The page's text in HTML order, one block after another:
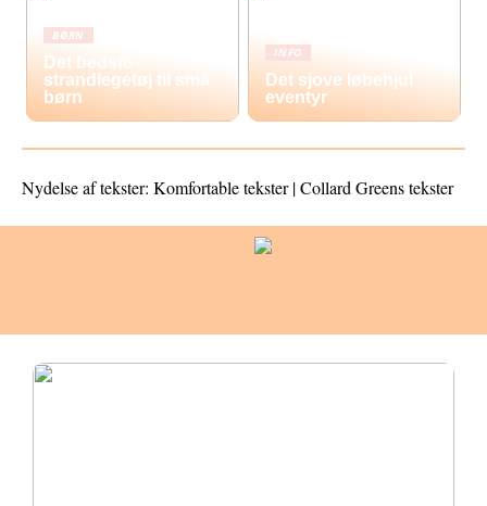
BØRN
Det bedste
strandlegetøj til små
børn
INFO
Det sjove løbehjul
eventyr
Nydelse af tekster: Komfortable tekster | Collard Greens tekster